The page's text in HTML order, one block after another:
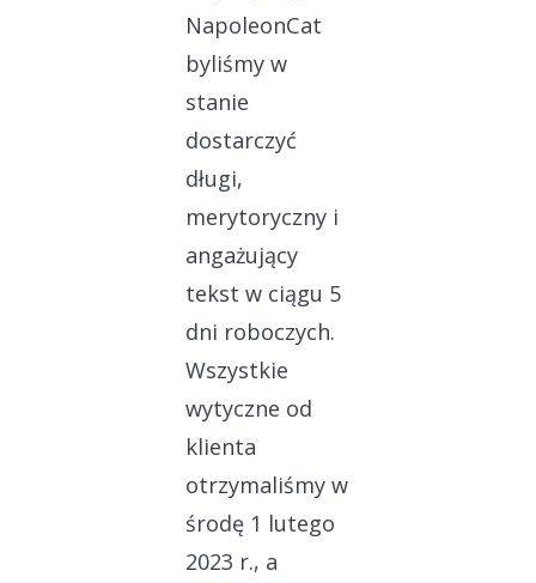
NapoleonCat
byliśmy w
stanie
dostarczyć
długi,
merytoryczny i
angażujący
tekst w ciągu 5
dni roboczych.
Wszystkie
wytyczne od
klienta
otrzymaliśmy w
środę 1 lutego
2023 r., a